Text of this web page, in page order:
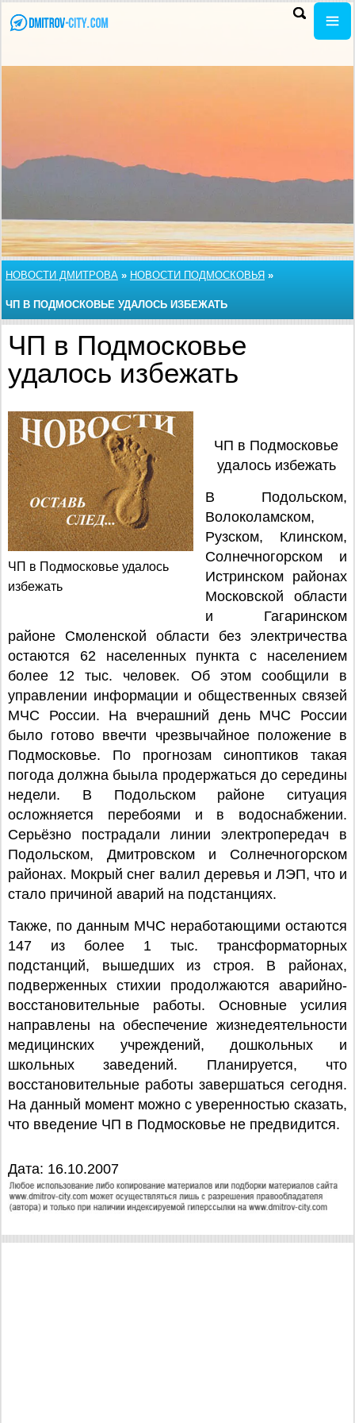
НОВОСТИ ДМИТРОВА » НОВОСТИ ПОДМОСКОВЬЯ »
ЧП В ПОДМОСКОВЬЕ УДАЛОСЬ ИЗБЕЖАТЬ
ЧП в Подмосковье
удалось избежать
ЧП в Подмосковье удалось
избежать
ЧП в Подмосковье
удалось избежать
В Подольском,
Волоколамском,
Рузском, Клинском,
Солнечногорском и
Истринском районах
Московской области
и Гагаринском
районе Смоленской области без электричества
остаются 62 населенных пункта с населением
более 12 тыс. человек. Об этом сообщили в
управлении информации и общественных связей
МЧС России. На вчерашний день МЧС России
было готово ввечти чрезвычайное положение в
Подмосковье. По прогнозам синоптиков такая
погода должна быыла продержаться до середины
недели. В Подольском районе ситуация
осложняется перебоями и в водоснабжении.
Серьёзно пострадали линии электропередач в
Подольском, Дмитровском и Солнечногорском
районах. Мокрый снег валил деревья и ЛЭП, что и
стало причиной аварий на подстанциях.
Также, по данным МЧС неработающими остаются
147 из более 1 тыс. трансформаторных
подстанций, вышедших из строя. В районах,
подверженных стихии продолжаются аварийно-
восстановительные работы. Основные усилия
направлены на обеспечение жизнедеятельности
медицинских учреждений, дошкольных и
школьных заведений. Планируется, что
восстановительные работы завершаться сегодня.
На данный момент можно с уверенностью сказать,
что введение ЧП в Подмосковье не предвидится.
Дата: 16.10.2007